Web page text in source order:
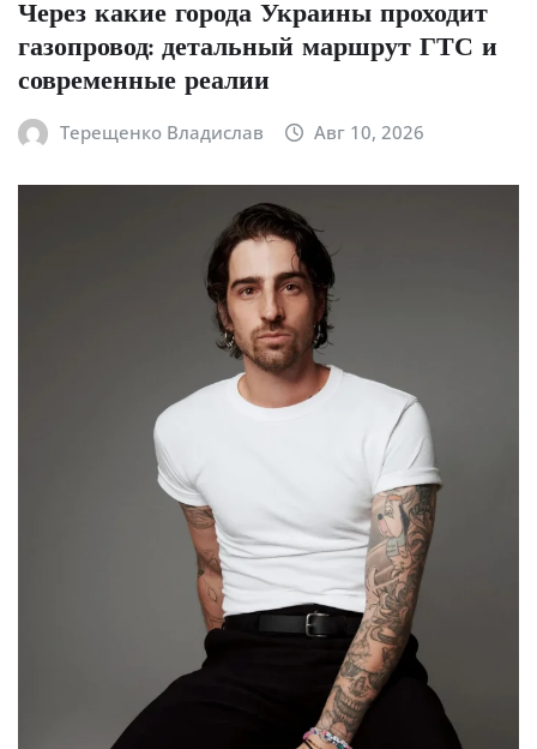
Через какие города Украины проходит
газопровод: детальный маршрут ГТС и
современные реалии
Терещенко Владислав Авг 10, 2026